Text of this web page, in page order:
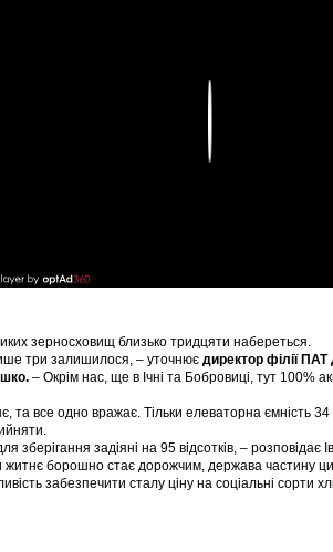
зерносховищ близько тридцяти набереться.
три залишилося, – уточнює директор філії
– Окрім нас, ще в Ічні та Бобровиці, тут 100%
все одно вражає. Тільки елеваторна ємність 34
зберігання задіяні на 95 відсотків, –
житнє борошно стає дорожчим, держава частину
забезпечити сталу ціну на соціальні сорти